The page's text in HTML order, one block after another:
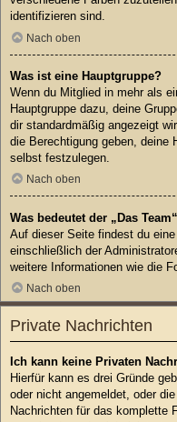
identifizieren sind.
Nach oben
Was ist eine Hauptgruppe?
Wenn du Mitglied in mehr als
Hauptgruppe dazu, deine
dir standardmäßig angezeigt
die Berechtigung geben, deine
selbst festzulegen.
Nach oben
Was bedeutet der „Das
Auf dieser Seite findest du
einschließlich der
weitere Informationen wie die
Nach oben
Private Nachrichten
Ich kann keine Privaten
Hierfür kann es drei Gründe
oder nicht angemeldet, oder
Nachrichten für das komplette